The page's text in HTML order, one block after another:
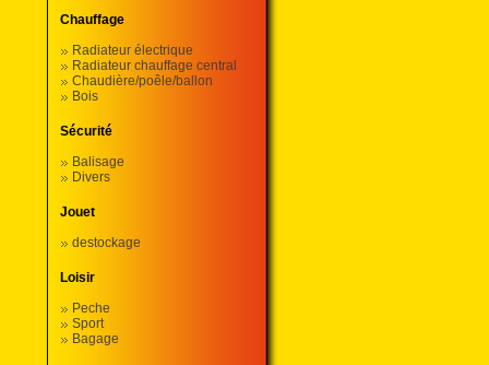
Chauffage
Radiateur électrique
Radiateur chauffage central
Chaudière/poêle/ballon
Bois
Sécurité
Balisage
Divers
Jouet
destockage
Loisir
Peche
Sport
Bagage